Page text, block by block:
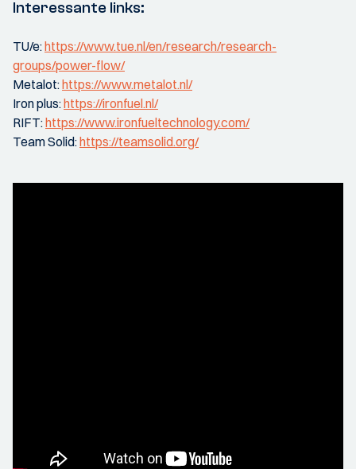
Interessante links:
TU/e:https://www.tue.nl/en/research/research-
groups/power-flow/
Metalot:https://www.metalot.nl/
Iron plus:https://ironfuel.nl/
RIFT:https://www.ironfueltechnology.com/
Team Solid:https://teamsolid.org/